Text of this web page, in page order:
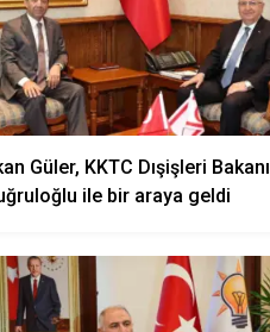
Güler, KKTC Dışişleri Bakanı
ile bir araya geldi